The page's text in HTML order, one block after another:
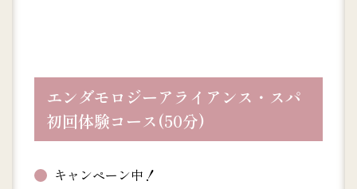
エンダモロジーアライアンス・スパ
初回体験コース(50分)
キャンペーン中！